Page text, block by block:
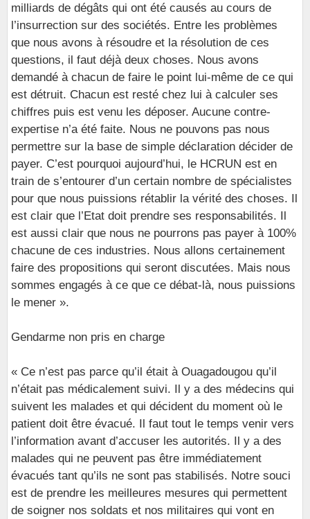
milliards de dégâts qui ont été causés au cours de
l’insurrection sur des sociétés. Entre les problèmes
que nous avons à résoudre et la résolution de ces
questions, il faut déjà deux choses. Nous avons
demandé à chacun de faire le point lui-même de ce qui
est détruit. Chacun est resté chez lui à calculer ses
chiffres puis est venu les déposer. Aucune contre-
expertise n’a été faite. Nous ne pouvons pas nous
permettre sur la base de simple déclaration décider de
payer. C’est pourquoi aujourd’hui, le HCRUN est en
train de s’entourer d’un certain nombre de spécialistes
pour que nous puissions rétablir la vérité des choses. Il
est clair que l’Etat doit prendre ses responsabilités. Il
est aussi clair que nous ne pourrons pas payer à 100%
chacune de ces industries. Nous allons certainement
faire des propositions qui seront discutées. Mais nous
sommes engagés à ce que ce débat-là, nous puissions
le mener ».
Gendarme non pris en charge
« Ce n’est pas parce qu’il était à Ouagadougou qu’il
n’était pas médicalement suivi. Il y a des médecins qui
suivent les malades et qui décident du moment où le
patient doit être évacué. Il faut tout le temps venir vers
l’information avant d’accuser les autorités. Il y a des
malades qui ne peuvent pas être immédiatement
évacués tant qu’ils ne sont pas stabilisés. Notre souci
est de prendre les meilleures mesures qui permettent
de soigner nos soldats et nos militaires qui vont en